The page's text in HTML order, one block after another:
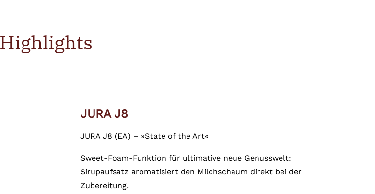
Highlights
JURA J8
JURA J8 (EA) – »State of the Art«
Sweet-Foam-Funktion für ultimative neue Genusswelt:
Sirupaufsatz aromatisiert den Milchschaum direkt bei der
Zubereitung.